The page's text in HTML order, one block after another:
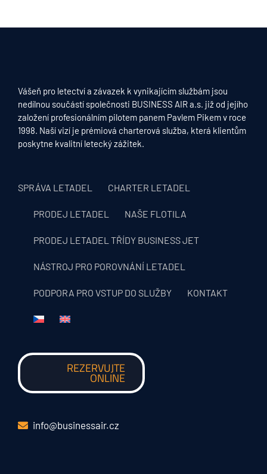
Vášeň pro letectví a závazek k vynikajícím službám jsou
nedílnou součástí společnosti BUSINESS AIR a.s. již od jejího
založení profesionálním pilotem panem Pavlem Pikem v roce
1998. Naší vizí je prémiová charterová služba, která klientům
poskytne kvalitní letecký zážitek.
SPRÁVA LETADEL CHARTER LETADEL
PRODEJ LETADEL NAŠE FLOTILA
PRODEJ LETADEL TŘÍDY BUSINESS JET
NÁSTROJ PRO POROVNÁNÍ LETADEL
PODPORA PRO VSTUP DO SLUŽBY KONTAKT
REZERVUJTE
ONLINE
info@businessair.cz